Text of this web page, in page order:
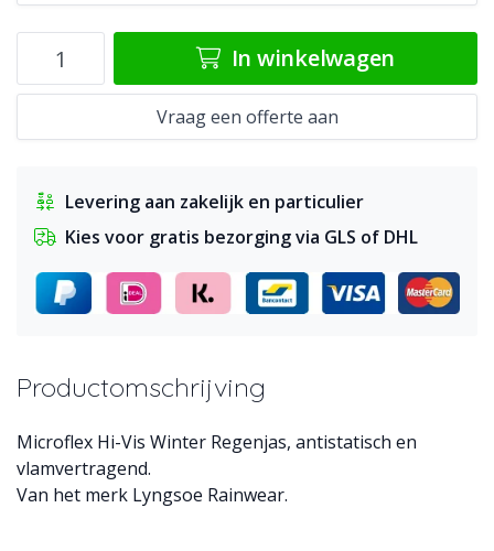
In winkelwagen
Vraag een offerte aan
Levering aan zakelijk en particulier
Kies voor gratis bezorging via GLS of DHL
Productomschrijving
Microflex Hi-Vis Winter Regenjas, antistatisch en
vlamvertragend.
Van het merk Lyngsoe Rainwear.